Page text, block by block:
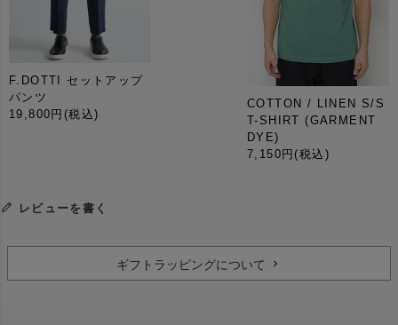
F.DOTTI セットアップ
パンツ
19,800円 (税込)
COTTON / LINEN S/S
T-SHIRT (GARMENT
DYE)
7,150円 (税込)
レビューを書く
ギフトラッピングについて